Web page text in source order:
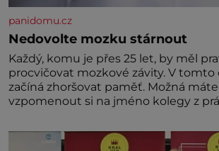
panidomu.cz
Nedovolte mozku stárnout
Každý, komu je přes 25 let, by měl
procvičovat mozkové závity. V
začíná zhoršovat paměť. Možná
vzpomenout si na jméno kolegy z
nedávno přečetli. Je to opravdu tak,
kdyby se paměť rozhodla